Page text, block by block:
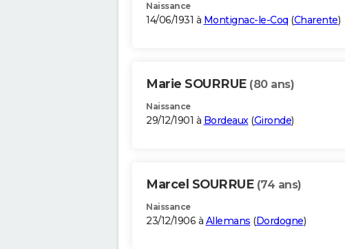
Naissance
14/06/1931 à Montignac-le-Coq (Charente)
Marie SOURRUE (80 ans)
Naissance
29/12/1901 à Bordeaux(Gironde)
Marcel SOURRUE (74 ans)
Naissance
23/12/1906 à Allemans (Dordogne)